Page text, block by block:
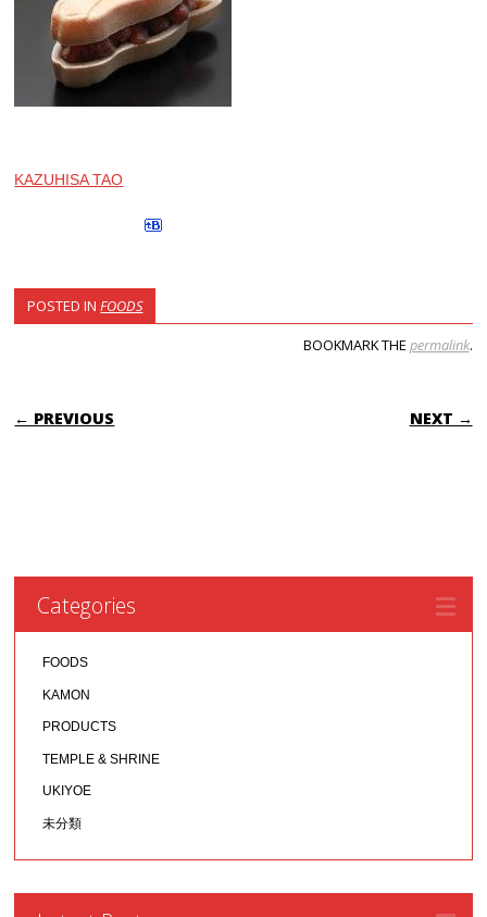
KAZUHISA TAO
POSTED INFOODS
BOOKMARK THE permalink.
POST NAVIGATION
← PREVIOUS NEXT →
Categories
FOODS
KAMON
PRODUCTS
TEMPLE & SHRINE
UKIYOE
未分類